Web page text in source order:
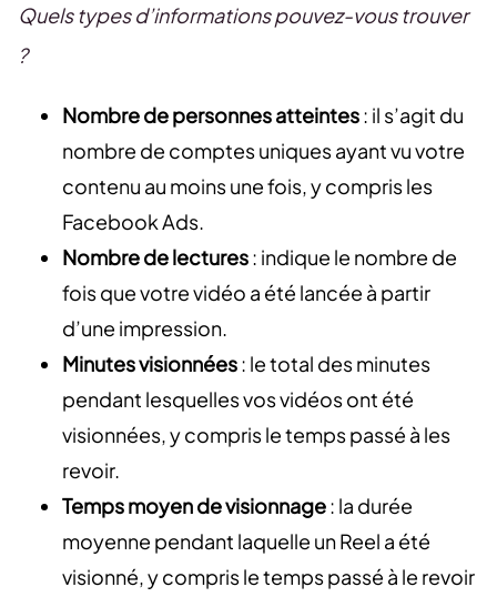
Quels types d’informations pouvez-vous trouver
?
Nombre de personnes atteintes: il s’agit du
nombre de comptes uniques ayant vu votre
contenu au moins une fois, y compris les
Facebook Ads.
Nombre de lectures: indique le nombre de
fois que votre vidéo a été lancée à partir
d’une impression.
Minutes visionnées: le total des minutes
pendant lesquelles vos vidéos ont été
visionnées, y compris le temps passé à les
revoir.
Temps moyen de visionnage: la durée
moyenne pendant laquelle un Reel a été
visionné, y compris le temps passé à le revoir